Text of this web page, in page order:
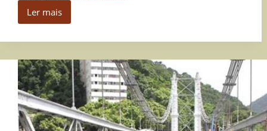
transmite
para
40
países”
Ler mais
Yandê:
webrádio
do
Brasil
transmite
para
40
países